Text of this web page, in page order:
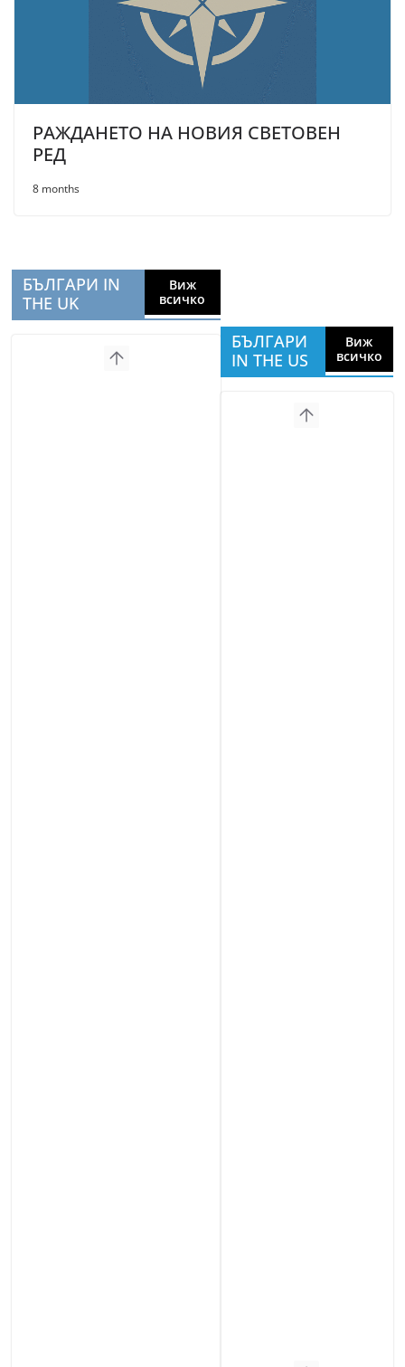
РАЖДАНЕТО НА НОВИЯ СВЕТОВЕН
РЕД
8 months
БЪЛГАРИ IN
THE UK
Виж
всичко
БЪЛГАРИ
IN THE US
Виж
всичко